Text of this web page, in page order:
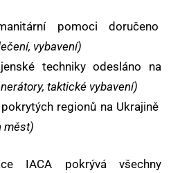
pomoci doručeno
vybavení)
techniky odesláno na
taktické vybavení)
pokrytých regionů na Ukrajině
měst)
IACA pokrývá všechny